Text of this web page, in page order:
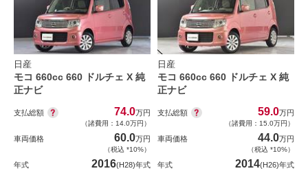
日産
モコ 660cc 660 ドルチェ X 純
正ナビ
支払総額 74.0万円
（諸費用：14.0万円）
車両価格 60.0万円
（税込 *10%）
年式 2016(H28)年式
日産
モコ 660cc 660 ドルチェ X 純
正ナビ
支払総額 59.0万円
（諸費用：15.0万円）
車両価格 44.0万円
（税込 *10%）
年式 2014(H26)年式